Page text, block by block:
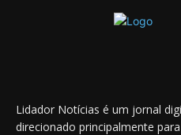
Lidador Notícias é um jornal
direcionado principalmente